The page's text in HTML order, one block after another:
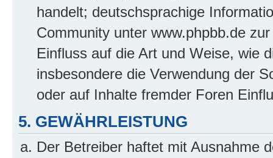
handelt; deutschsprachige
Community unter www.phpbb.de
Einfluss auf die Art und Weise, wie
insbesondere die Verwendung der
oder auf Inhalte fremder Foren
5. GEWÄHRLEISTUNG
Der Betreiber haftet mit Ausnahme